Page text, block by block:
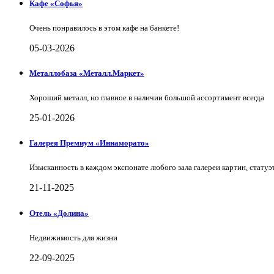
Кафе «Софья»
Очень понравилось в этом кафе на банкете!
05-03-2026
Металлобаза «Металл.Маркет»
Хороший металл, но главное в наличии большой ассортимент всегда
25-01-2026
Галерея Премиум «Иннаморато»
Изысканность в каждом экспонате любого зала галереи картин,
21-11-2025
Отель «Долина»
Недвижимость для жизни
22-09-2025